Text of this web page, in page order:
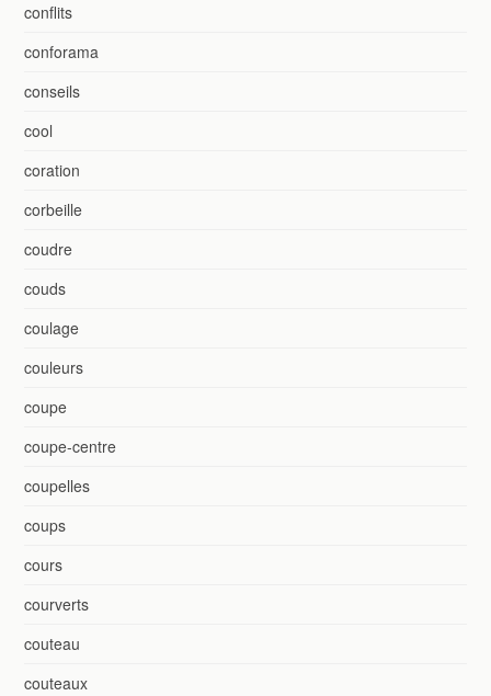
conflits
conforama
conseils
cool
coration
corbeille
coudre
couds
coulage
couleurs
coupe
coupe-centre
coupelles
coups
cours
courverts
couteau
couteaux